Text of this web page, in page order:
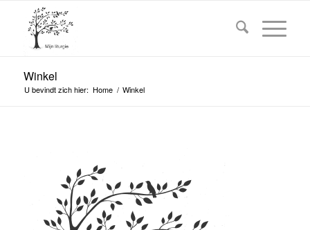
Winkel
U bevindt zich hier: Home / Winkel